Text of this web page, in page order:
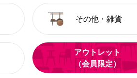
その他・雑貨
アウトレット
（会員限定）